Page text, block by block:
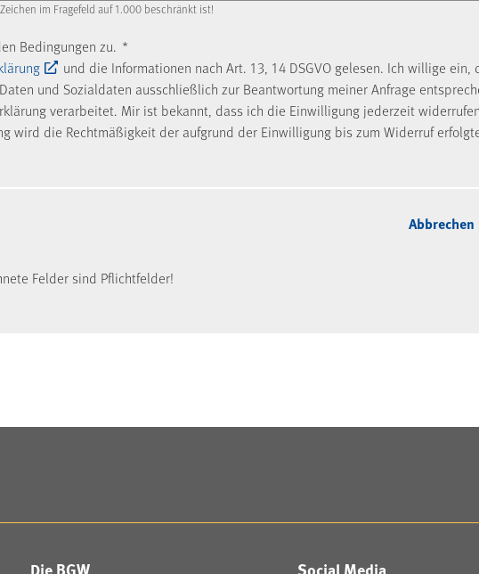
im Fragefeld auf 1.000 beschränkt ist!
Bedingungen zu. *
und die Informationen nach Art. 13, 14 DSGVO gelesen. Ich willige ein,
und Sozialdaten ausschließlich zur Beantwortung meiner Anfrage
verarbeitet. Mir ist bekannt, dass ich die Einwilligung jederzeit
wird die Rechtmäßigkeit der aufgrund der Einwilligung bis zum Widerruf
Felder sind Pflichtfelder!